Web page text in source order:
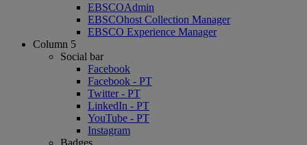
EBSCOAdmin
EBSCOhost Collection Manager
EBSCO Experience Manager
Column 5
Social bar
Facebook
Facebook - PT
Twitter - PT
LinkedIn - PT
YouTube - PT
Instagram